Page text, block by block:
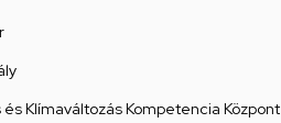
Klímaváltozás Kompetencia Központ